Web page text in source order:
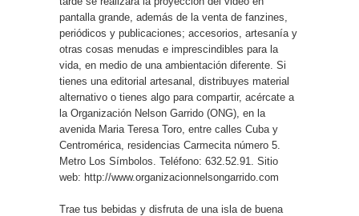
pantalla grande, además de la venta de fanzines,
periódicos y publicaciones; accesorios, artesanía y
otras cosas menudas e imprescindibles para la
vida, en medio de una ambientación diferente. Si
tienes una editorial artesanal, distribuyes material
alternativo o tienes algo para compartir, acércate a
la Organización Nelson Garrido (ONG), en la
avenida Maria Teresa Toro, entre calles Cuba y
Centromérica, residencias Carmecita número 5.
Metro Los Símbolos. Teléfono: 632.52.91. Sitio
web: http://www.organizacionnelsongarrido.com
Trae tus bebidas y disfruta de una isla de buena